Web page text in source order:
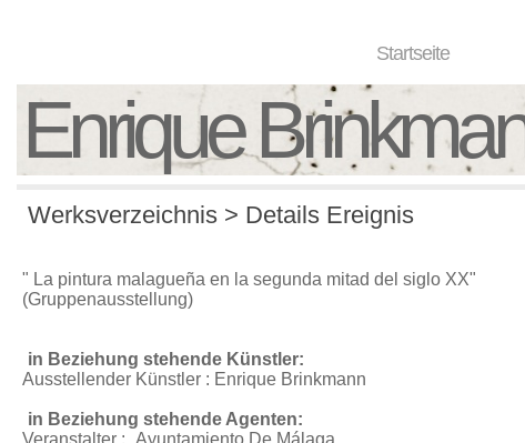
Startseite
Enrique
Werksverzeichnis > Details Ereignis
" La pintura malagueña en la segunda mitad del siglo XX"
(Gruppenausstellung)
in Beziehung stehende Künstler:
Ausstellender Künstler : Enrique Brinkmann
in Beziehung stehende Agenten:
Veranstalter : Ayuntamiento De Málaga